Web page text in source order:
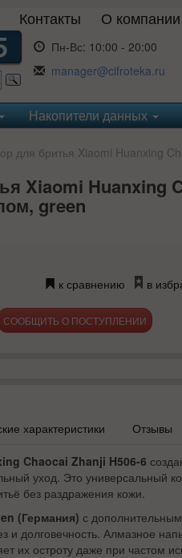
Контакты О компании
Пн-Вс: 10:00 - 20:00
manager@cifroteka.ru
Накопители данных
для бритья Xiaomi Huanxing
Xiaomi Huanxing
green
к сравнению в
СООБЩИТЬ О ПОСТУПЛЕНИИ
характеристики Отзывы
Chaocai Zhanji H506-6
уход. Это универсальный
без раздражения кожи.
(Германия) с
и долговечность. Алмазное
их остроту даже при частом